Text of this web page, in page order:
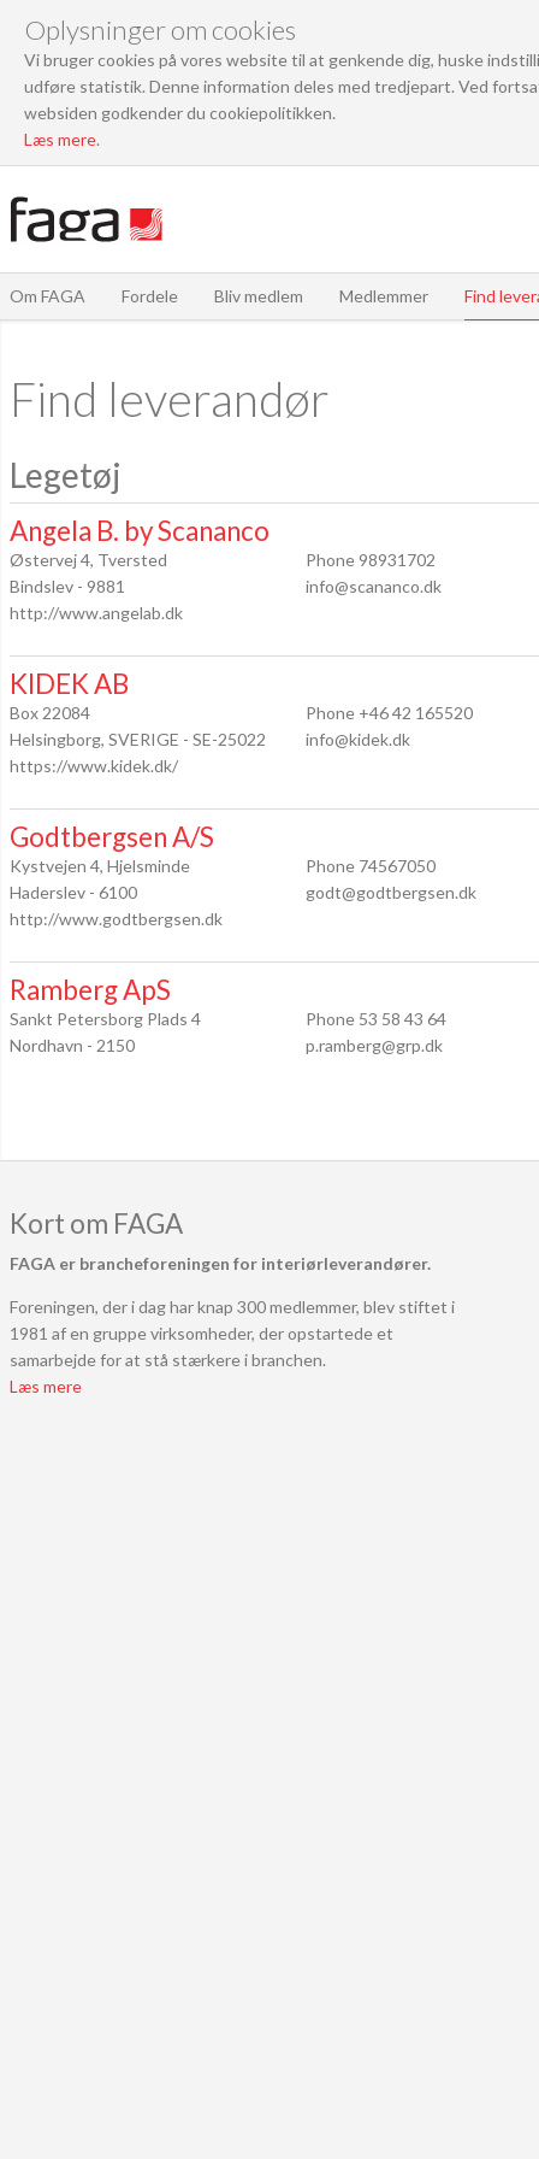
Oplysninger om cookies
Vi bruger cookies på vores website til at genkende dig, huske
udføre statistik. Denne information deles med tredjepart. Ved
websiden godkender du cookiepolitikken.
Læs mere.
Om FAGA Fordele Bliv medlem Medlemmer Find
Find leverandør
Legetøj
Angela B. by Scananco
Østervej 4, Tversted
Bindslev - 9881
http://www.angelab.dk
Phone 98931702
info@scananco.dk
KIDEK AB
Box 22084
Helsingborg, SVERIGE - SE-25022
https://www.kidek.dk/
Phone +46 42 165520
info@kidek.dk
Godtbergsen A/S
Kystvejen 4, Hjelsminde
Haderslev - 6100
http://www.godtbergsen.dk
Phone 74567050
godt@godtbergsen.dk
Ramberg ApS
Sankt Petersborg Plads 4
Nordhavn - 2150
Phone 53 58 43 64
p.ramberg@grp.dk
Kort om FAGA
FAGA er brancheforeningen for interiørleverandører.
Foreningen, der i dag har knap 300 medlemmer, blev stiftet i
1981 af en gruppe virksomheder, der opstartede et
samarbejde for at stå stærkere i branchen.
Læs mere